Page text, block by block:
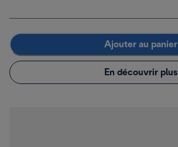
Ajouter au panier
En découvrir plus